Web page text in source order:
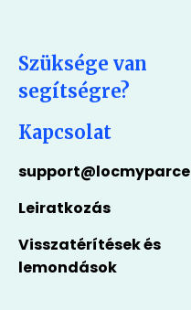
Szüksége van
segítségre?
Kapcsolat
Leiratkozás
Visszatérítések és
lemondások